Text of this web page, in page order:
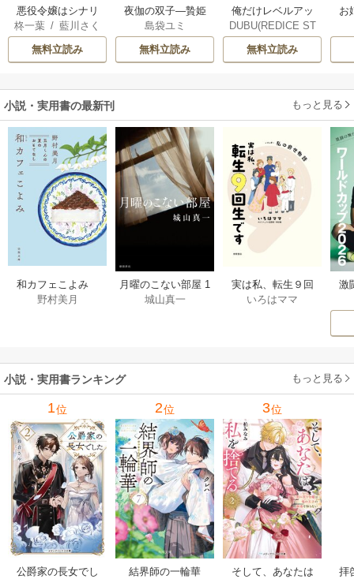
悪役令嬢はシナリ
オを知らない ～乙
女ゲームの世界で
真実の恋を探しま
柊一葉 /藍川さく
ら
無料立読み
夜伽の双子―贄姫
は二人の王子に愛
される―
島袋ユミ
無料立読み
俺だけレベルアッ
プな件
DUBU(REDICE ST
/ Chugong
h-goon
無料立読み
お
小説・実用書の最新刊 もっと見る
和カフェこよみ
五月くんの夏のお
野村美月
月曜のこない部屋 1
巻
城山真一
実は私、転生９回
生です マンガ
いろはママ
激
小説・実用書ランキング もっと見る
1位
公爵家の長女でし
2位
結界師の一輪華
3位
そして、あなたは
拝